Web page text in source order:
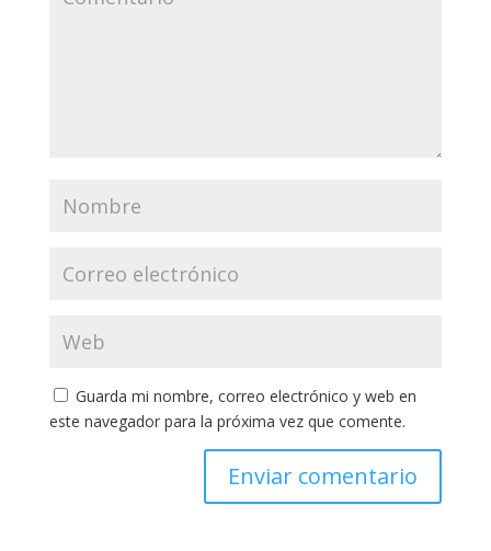
Guarda mi nombre, correo electrónico y web en
este navegador para la próxima vez que comente.